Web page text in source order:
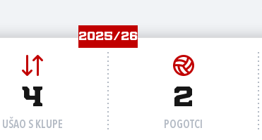
2025/26
4
UŠAO S KLUPE
2
POGOTCI